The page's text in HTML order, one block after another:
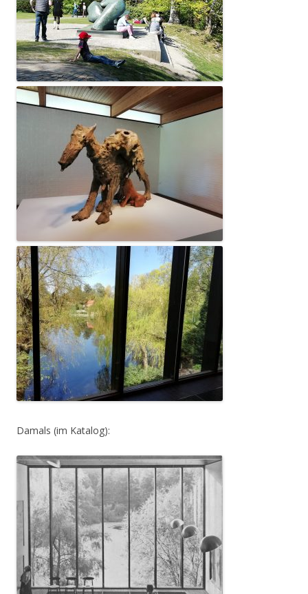
Damals (im Katalog):